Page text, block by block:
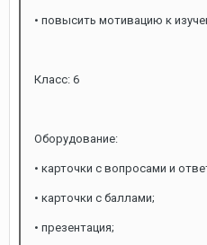
• повысить мотивацию к
Класс: 6
Оборудование:
• карточки с вопросами и
• карточки с баллами;
• презентация;